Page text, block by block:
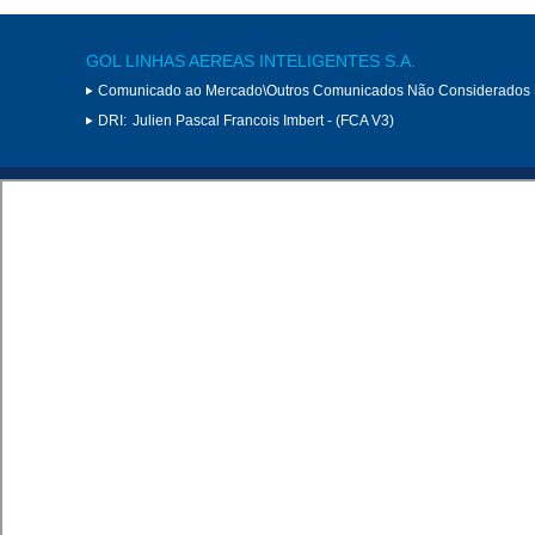
GOL LINHAS AEREAS INTELIGENTES S.A.
Comunicado ao Mercado\Outros Comunicados Não Considerados
DRI: Julien Pascal Francois Imbert - (FCA V3)